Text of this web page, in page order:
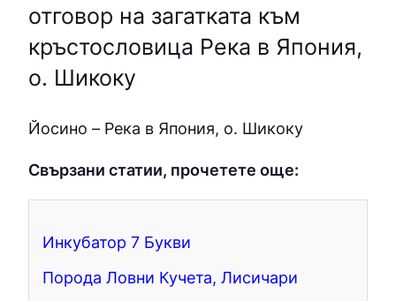
отговор на загатката към
кръстословица Река в Япония,
о. Шикоку
Йocинo – Река в Япония, о. Шикоку
Свързани статии, прочетете още:
Инкубатор 7 Букви
Порода Ловни Кучета, Лисичари